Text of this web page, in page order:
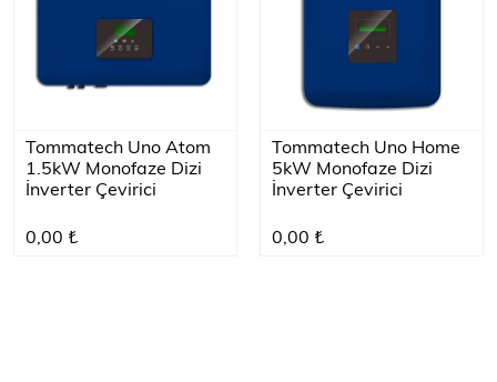
Tommatech Uno Atom
1.5kW Monofaze Dizi
İnverter Çevirici
0,00 ₺
Tommatech Uno Home
5kW Monofaze Dizi
İnverter Çevirici
0,00 ₺